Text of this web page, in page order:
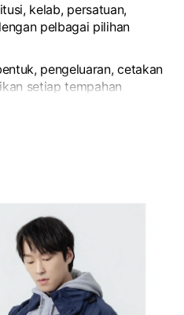
kelab, persatuan,
pelbagai pilihan
pengeluaran, cetakan
setiap tempahan